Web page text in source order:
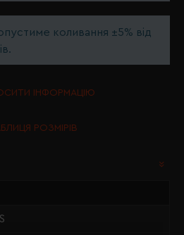
коливання ±5% від
ІНФОРМАЦІЮ
РОЗМІРІВ